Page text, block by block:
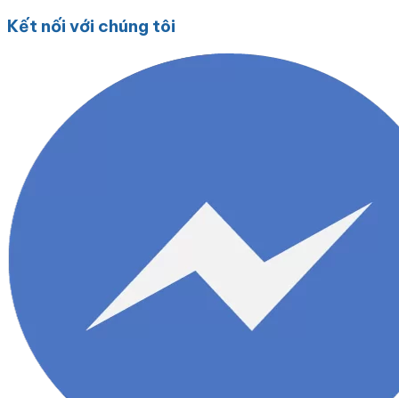
Kết nối với chúng tôi